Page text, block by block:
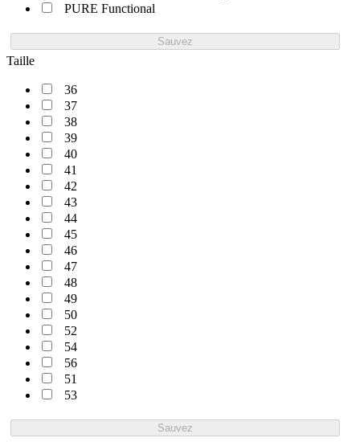
PURE Functional
Sauvez
Taille
36
37
38
39
40
41
42
43
44
45
46
47
48
49
50
52
54
56
51
53
Sauvez